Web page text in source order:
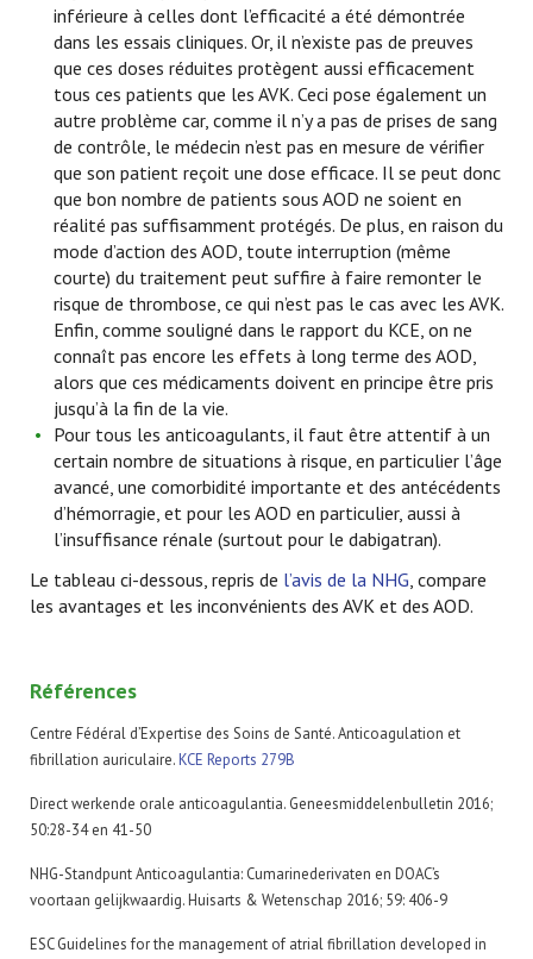
inférieure à celles dont l’efficacité a été démontrée
dans les essais cliniques. Or, il n’existe pas de preuves
que ces doses réduites protègent aussi efficacement
tous ces patients que les AVK. Ceci pose également un
autre problème car, comme il n’y a pas de prises de sang
de contrôle, le médecin n’est pas en mesure de vérifier
que son patient reçoit une dose efficace. Il se peut donc
que bon nombre de patients sous AOD ne soient en
réalité pas suffisamment protégés. De plus, en raison du
mode d’action des AOD, toute interruption (même
courte) du traitement peut suffire à faire remonter le
risque de thrombose, ce qui n’est pas le cas avec les AVK.
Enfin, comme souligné dans le rapport du KCE, on ne
connaît pas encore les effets à long terme des AOD,
alors que ces médicaments doivent en principe être pris
jusqu’à la fin de la vie.
Pour tous les anticoagulants, il faut être attentif à un
certain nombre de situations à risque, en particulier l’âge
avancé, une comorbidité importante et des antécédents
d’hémorragie, et pour les AOD en particulier, aussi à
l’insuffisance rénale (surtout pour le dabigatran).
Le tableau ci-dessous, repris de l’avis de la NHG, compare
les avantages et les inconvénients des AVK et des AOD.
Références
Centre Fédéral d’Expertise des Soins de Santé. Anticoagulation et
fibrillation auriculaire.KCE Reports 279B
Direct werkende orale anticoagulantia. Geneesmiddelenbulletin 2016;
50:28-34 en 41-50
NHG-Standpunt Anticoagulantia: Cumarinederivaten en DOAC’s
voortaan gelijkwaardig. Huisarts & Wetenschap 2016; 59: 406-9
ESC Guidelines for the management of atrial fibrillation developed in